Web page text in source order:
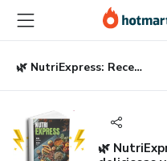
principal
página
de
página
🌿 NutriExpress: Recetas rápidas, deliciosas y saludables 🌿
🌿